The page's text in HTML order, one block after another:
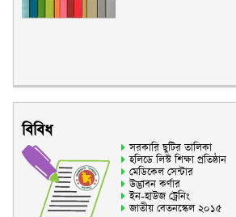
বিবিধ
সরকারি ছুটির তালিকা
হলিডে লিস্ট শিক্ষা প্রতিষ্ঠান
মেডিকেল সেন্টার
উদ্ভাবন কর্ণার
ইন-হাউজ ট্রেনিং
জাতীয় বেতনস্কেল ২০১৫